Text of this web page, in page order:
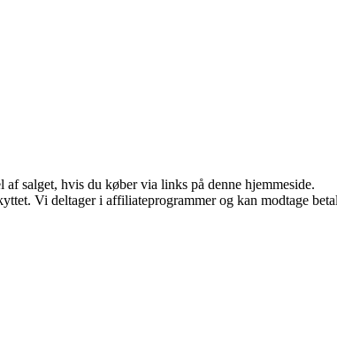
salget, hvis du køber via links på denne hjemmeside.
Vi deltager i affiliateprogrammer og kan modtage